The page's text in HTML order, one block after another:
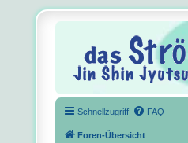
Schnellzugriff FAQ
Foren-Übersicht